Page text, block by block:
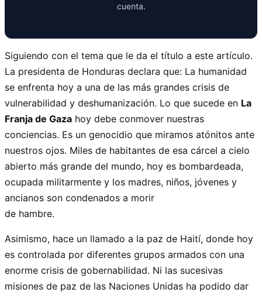
cuenta.
Siguiendo con el tema que le da el título a este artículo.
La presidenta de Honduras declara que: La humanidad
se enfrenta hoy a una de las más grandes crisis de
vulnerabilidad y deshumanización. Lo que sucede en La
Franja de Gaza hoy debe conmover nuestras
conciencias. Es un genocidio que miramos atónitos ante
nuestros ojos. Miles de habitantes de esa cárcel a cielo
abierto más grande del mundo, hoy es bombardeada,
ocupada militarmente y los madres, niños, jóvenes y
ancianos son condenados a morir
de hambre.
Asimismo, hace un llamado a la paz de Haití, donde hoy
es controlada por diferentes grupos armados con una
enorme crisis de gobernabilidad. Ni las sucesivas
misiones de paz de las Naciones Unidas ha podido dar